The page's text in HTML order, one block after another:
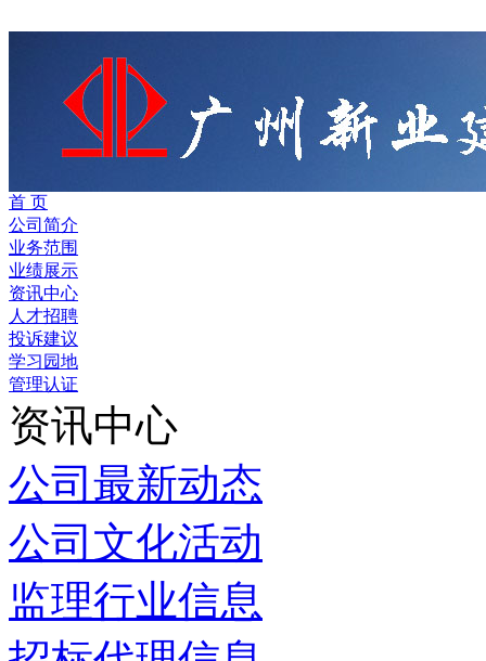
首 页
公司简介
业务范围
业绩展示
资讯中心
人才招聘
投诉建议
学习园地
管理认证
资讯中心
公司最新动态
公司文化活动
监理行业信息